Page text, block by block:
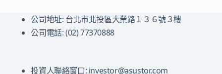
公司地址: 台北市北投區大業路１３６號３樓
公司電話: (02) 77370888
投資人聯絡窗口: investor@asustor.com